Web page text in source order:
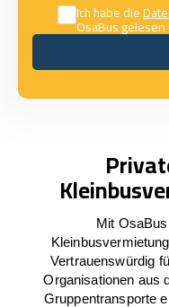
Ich habe die
OsaBus
Mit
Vertrauenswürdig
Organisationen aus
Gruppentransporte